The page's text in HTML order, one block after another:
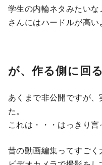
学生の内輪ネタみたい
さんにはハードルが高い
が、作る側に回
あくまで非公開ですが
た。
これは・・・はっきり言
昔の動画編集ってすごく